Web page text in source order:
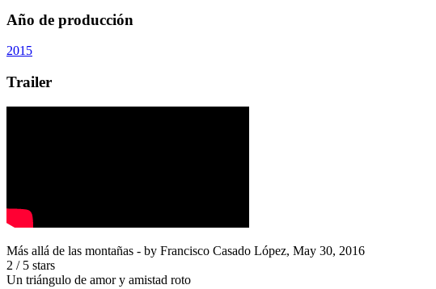
Año de producción
2015
Trailer
Más allá de las montañas - by Francisco Casado López, May 30, 2016
2 / 5 stars
Un triángulo de amor y amistad roto